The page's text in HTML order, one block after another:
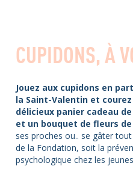
CUPIDONS, À
Jouez aux cupidons en
la Saint-Valentin et
délicieux panier cadeau
et un bouquet de fleurs
ses proches ou.. se gâter
de la Fondation, soit la
psychologique chez les